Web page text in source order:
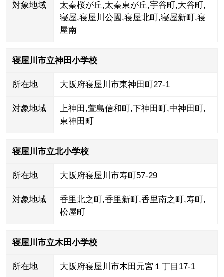
対象地域 太秦桜が丘,太秦東が丘,宇谷町 ,大谷町 ,
寝屋,寝屋川公園 ,寝屋北町 ,寝屋新町 ,寝
屋南
寝屋川市立神田小学校
所在地 大阪府寝屋川市東神田町27-1
対象地域 上神田 ,萱島信和町,下神田町,中神田町,
東神田町
寝屋川市立北小学校
所在地 大阪府寝屋川市寿町57-29
対象地域 香里北之町,香里新町,香里南之町,寿町,
松屋町
寝屋川市立木田小学校
所在地 大阪府寝屋川市木田元宮１丁目17-1